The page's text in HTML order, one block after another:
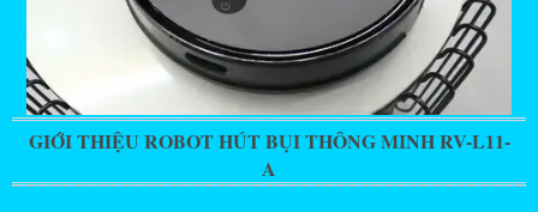
GIỚI THIỆU ROBOT HÚT BỤI THÔNG MINH RV-L11-
A